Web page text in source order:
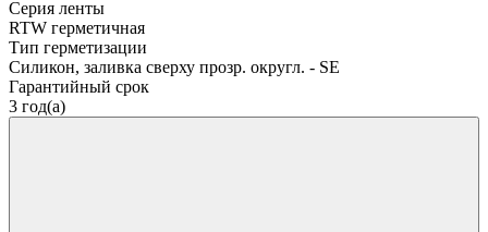
Серия ленты
RTW герметичная
Тип герметизации
Силикон, заливка сверху прозр. округл. - SE
Гарантийный срок
3 год(а)